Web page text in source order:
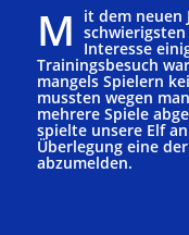
M it dem neuen
Interesse
Trainingsbesuch
mangels Spielern
mussten wegen
mehrere Spiele
spielte unsere Elf
Überlegung eine
abzumelden.